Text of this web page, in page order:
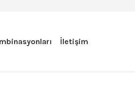
İletişim